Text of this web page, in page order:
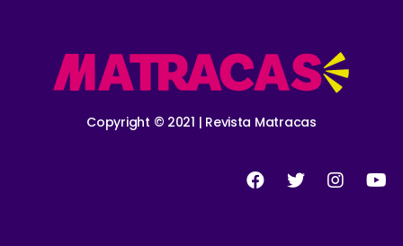
Copyright © 2021 | Revista Matracas